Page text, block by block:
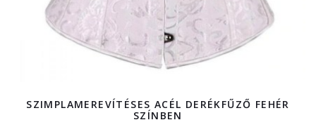
SZIMPLAMEREVÍTÉSES ACÉL DERÉKFŰZŐ FEHÉR
SZÍNBEN